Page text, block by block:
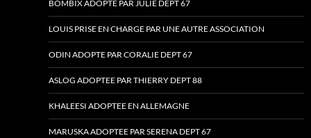
BOMBIX ADOPTE PAR JULIE DEPT 67
LOUIS PRISE EN CHARGE PAR UNE AUTRE ASSOCIATION
ODIN ADOPTE PAR CORALIE DEPT 67
ASLOG ADOPTEE PAR THIERRY DEPT 88
KHALEESI ADOPTEE EN ALLEMAGNE
MARUSKA ADOPTEE PAR SERENA DEPT 67